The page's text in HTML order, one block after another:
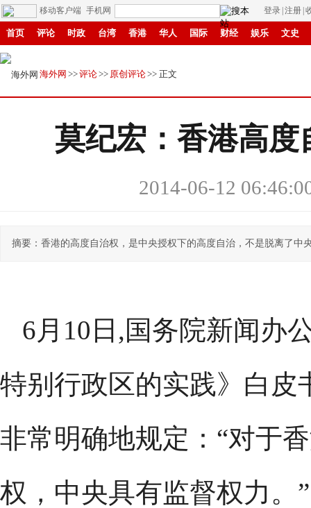
移动客户端 手机网 登录 注册
首页 评论 时政 台湾 香港 华人 国际 财经 娱乐 文史
创投
海外网 >>评论>> 原创评论>> 正文
莫纪宏：香港高
2014-06-12
摘要：香港的高度自治权，是中央授权下的高度自治，不是脱离了
6月10日,国务院新闻办
特别行政区的实践》白皮
非常明确地规定：“对于
权，中央具有监督权力。